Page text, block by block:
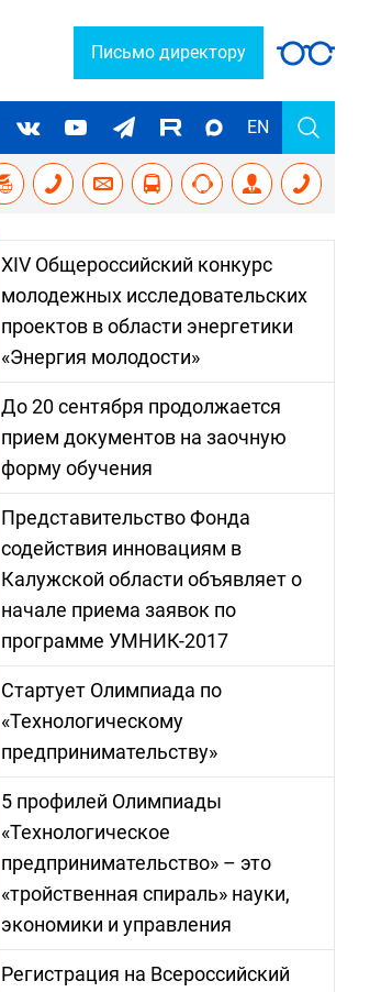
Письмо директору
EN
XIV Общероссийский конкурс
молодежных исследовательских
проектов в области энергетики
«Энергия молодости»
До 20 сентября продолжается
прием документов на заочную
форму обучения
Представительство Фонда
содействия инновациям в
Калужской области объявляет о
начале приема заявок по
программе УМНИК-2017
Стартует Олимпиада по
«Технологическому
предпринимательству»
5 профилей Олимпиады
«Технологическое
предпринимательство» – это
«тройственная спираль» науки,
экономики и управления
Регистрация на Всероссийский